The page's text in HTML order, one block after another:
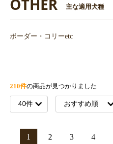
OTHER 主な適用犬種
ボーダー・コリーetc
210件の商品が見つかりました
1 2 3 4